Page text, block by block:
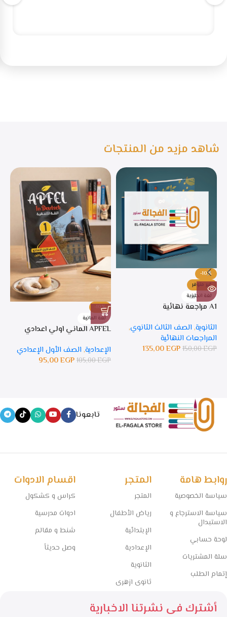
شاهد مزيد من المنتجات
-10%
غير متوفر
لغة انجليزية
A1 مراجعة نهائية
الثانوية, الصف الثالث الثانوي,
المراجعات النهائية
150,00EGP
135,00EGP
-10%
لغة المانية
APFEL الماني اولي اعدادي
الإعدادية, الصف الأول الإعدادي
105,00EGP
95,00EGP
تابعونا
روابط هامة
سياسة الخصوصية
سياسة الاسترجاع و
الاستبدال
لوحة حسابي
سلة المشتريات
إتمام الطلب
المتجر
المتجر
رياض الأطفال
الإبتدائية
الإعدادية
الثانوية
ثانوى ازهرى
اقسام الادوات
كراس و كشكول
ادوات مدرسية
شنط و مقالم
وصل حديثاً
أشترك فى نشرتنا الاخبارية